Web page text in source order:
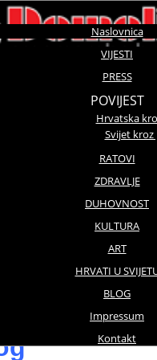
Naslovnica
VIJESTI
PRESS
POVIJEST
Hrvatska
Svijet
RATOVI
ZDRAVLJE
DUHOVNOST
KULTURA
ART
HRVATI U
BLOG
Impressum
Kontakt